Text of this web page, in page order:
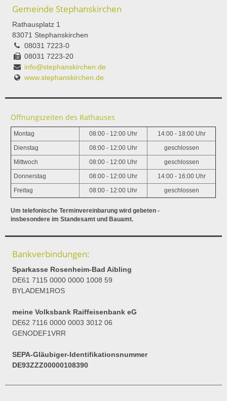
Gemeinde Stephanskirchen
Rathausplatz 1
83071 Stephanskirchen
08031 7223-0
08031 7223-20
info@stephanskirchen.de
www.stephanskirchen.de
Öffnungszeiten des Rathauses
Montag 08:00 - 12:00 Uhr 14:00 - 18:00 Uhr
Dienstag 08:00 - 12:00 Uhr geschlossen
Mittwoch 08:00 - 12:00 Uhr geschlossen
Donnerstag 08:00 - 12:00 Uhr 14:00 - 16:00 Uhr
Freitag 08:00 - 12:00 Uhr geschlossen
Um telefonische Terminvereinbarung wird gebeten -
insbesondere im Standesamt und Bauamt.
Bankverbindungen:
Sparkasse Rosenheim-Bad Aibling
DE61 7115 0000 0000 1008 59
BYLADEM1ROS
meine Volksbank Raiffeisenbank eG
DE62 7116 0000 0003 3012 06
GENODEF1VRR
SEPA-Gläubiger-Identifikationsnummer
DE93ZZZ00000108390